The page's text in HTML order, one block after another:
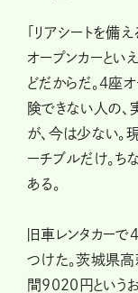
「リアシートを備
オープンカーとい
どだからだ。4座
険できない人の
が、今は少ない。
ーチブルだけ。
ある。
旧車レンタカー
つけた。茨城県高
間9020円という